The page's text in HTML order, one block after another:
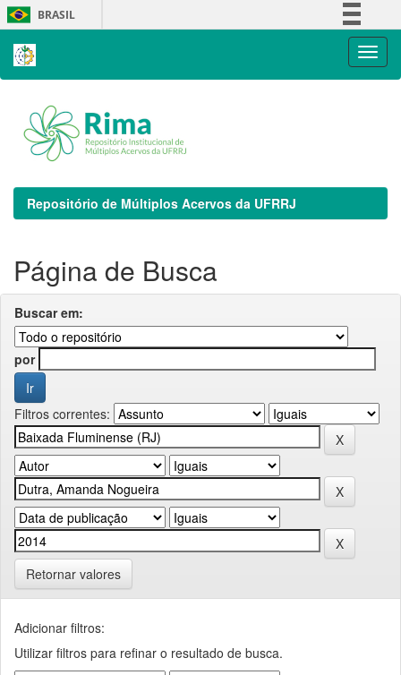
Skip
navigation
BRASIL
Repositório de Múltiplos Acervos da UFRRJ
Página de Busca
Buscar em:
por
Filtros correntes:
Retornar valores
Adicionar filtros:
Utilizar filtros para refinar o resultado de busca.